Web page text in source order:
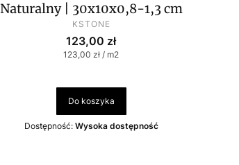
Naturalny | 30x10x0,8-1,3 cm
PRODUCENT
KSTONE
Cena
123,00 zł
Cena jednostkowa
123,00 zł / m2
Do koszyka
Dostępność: Wysoka dostępność